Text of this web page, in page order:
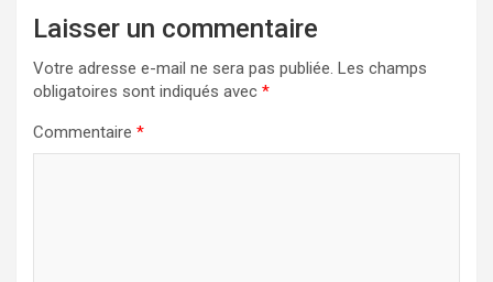
Laisser un commentaire
Votre adresse e-mail ne sera pas publiée. Les champs
obligatoires sont indiqués avec *
Commentaire *